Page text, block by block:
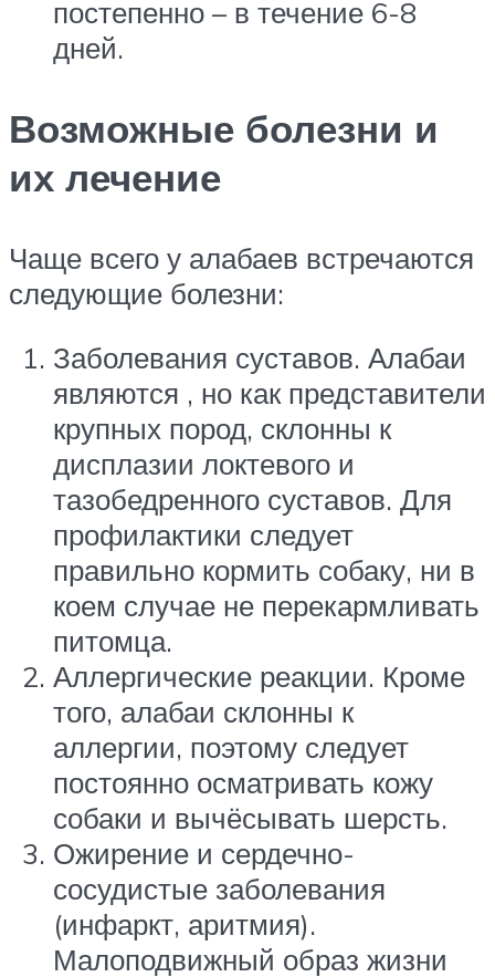
постепенно – в течение 6-8
дней.
Возможные болезни и
их лечение
Чаще всего у алабаев встречаются
следующие болезни:
Заболевания суставов. Алабаи
являются , но как представители
крупных пород, склонны к
дисплазии локтевого и
тазобедренного суставов. Для
профилактики следует
правильно кормить собаку, ни в
коем случае не перекармливать
питомца.
Аллергические реакции. Кроме
того, алабаи склонны к
аллергии, поэтому следует
постоянно осматривать кожу
собаки и вычёсывать шерсть.
Ожирение и сердечно-
сосудистые заболевания
(инфаркт, аритмия).
Малоподвижный образ жизни